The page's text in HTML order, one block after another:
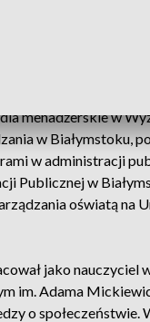
menadżerskie w
w Białymstoku,
w administracji
Publicznej w
oświatą na
jako nauczyciel
im. Adama
o społeczeństwie.